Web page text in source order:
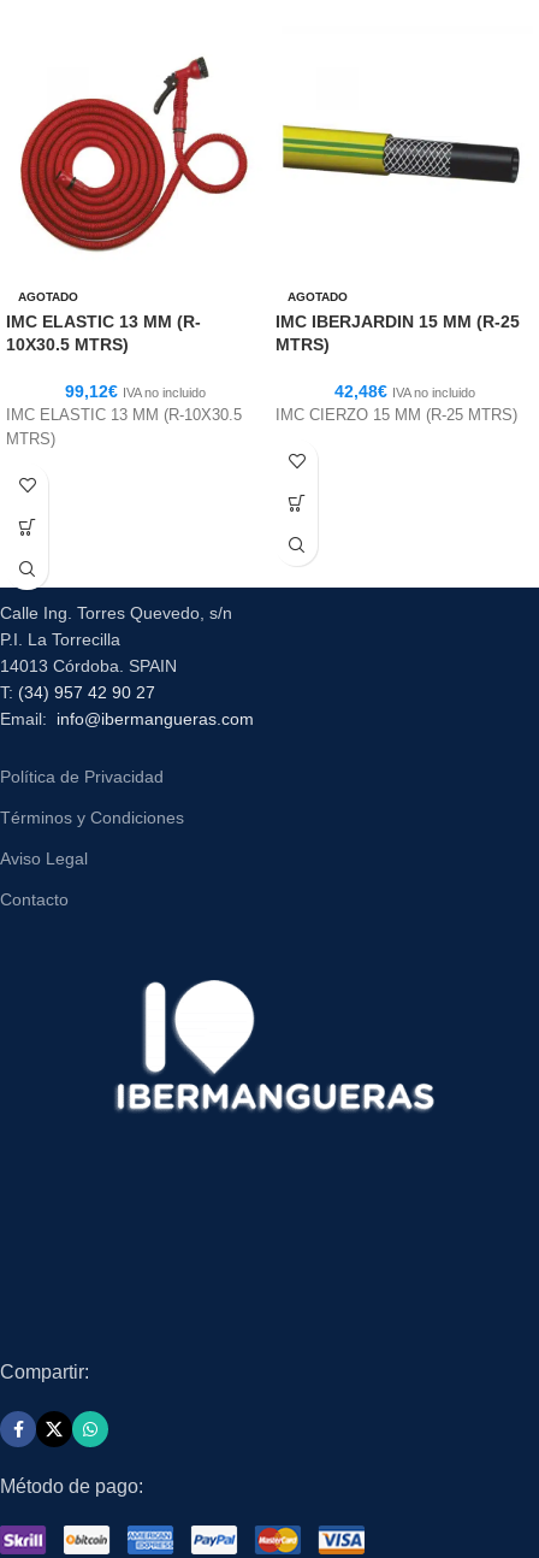
AGOTADO
IMC ELASTIC 13 MM (R-
10X30.5 MTRS)
99,12€ IVA no incluido
IMC ELASTIC 13 MM (R-10X30.5
MTRS)
AGOTADO
IMC IBERJARDIN 15 MM (R-25
MTRS)
42,48€ IVA no incluido
IMC CIERZO 15 MM (R-25 MTRS)
Calle Ing. Torres Quevedo, s/n
P.I. La Torrecilla
14013 Córdoba. SPAIN
T: (34) 957 42 90 27
Email: info@ibermangueras.com
Política de Privacidad
Términos y Condiciones
Aviso Legal
Contacto
Compartir:
Método de pago: